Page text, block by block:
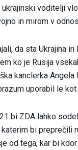
voditelji
in mirom v
da sta Ukrajina
ko je Rusija
kanclerka
uporabil le
bi ZDA lahko
bi preprečili
od tega, kar bi